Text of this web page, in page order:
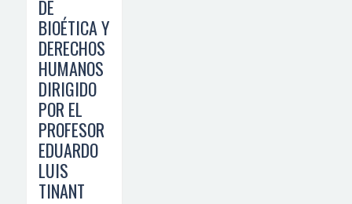
DE
BIOÉTICA Y
DERECHOS
HUMANOS
DIRIGIDO
POR EL
PROFESOR
EDUARDO
LUIS
TINANT